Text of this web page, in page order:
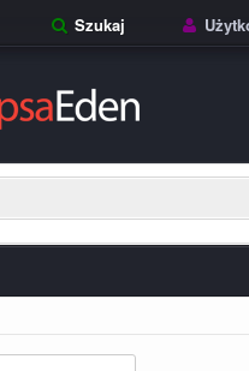
Szukaj